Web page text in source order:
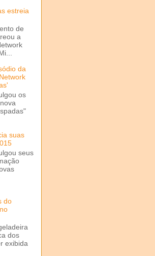
estreia
de
a
da
os
suas
seus
do
dos
exibida